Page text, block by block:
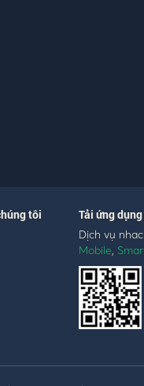
tôi Tải ứng dụng
Dịch vụ
Mobile,